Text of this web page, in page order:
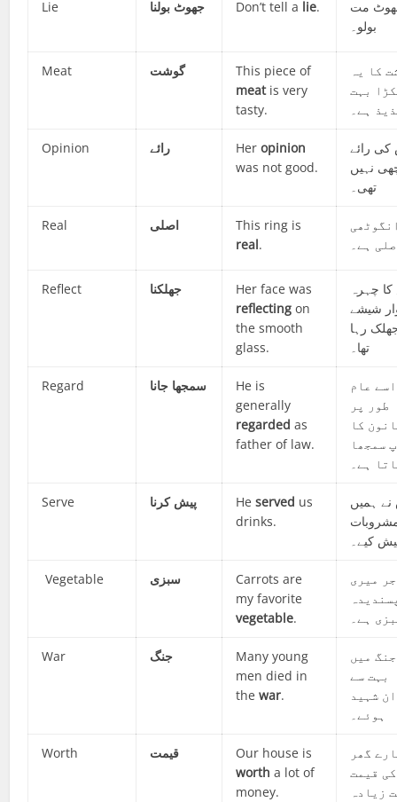
Lie جھوٹ بولنا Don’t tell a lie.
مت
بولو۔
Meat گوشت
This piece of
meatis very
tasty.
کا یہ
بہت
ہے۔
Opinion رائے Heropinion
was not good.
رائے
نہیں
تھی۔
Real اصلی
This ring is
real.
ہے۔
Reflect جھلکنا
Her face was
reflecting on
the smooth
glass.
چہرہ
شیشے
رہا
تھا۔
Regard سمجھا جانا
He is
generally
regarded as
father of law.
اسے عام
طور پر
کا
سمجھا
ہے۔
Serve پیش کرنا Heserved us
drinks.
ہمیں
کیے۔
Vegetable سبزی
Carrots are
my favorite
vegetable.
میری
ہے۔
War جنگ
Many young
men died in
thewar.
جنگ میں
بہت سے
شہید
ہوئے۔
Worth قیمت
Our house is
worth a lot of
money.
گھر
کی قیمت
زیادہ